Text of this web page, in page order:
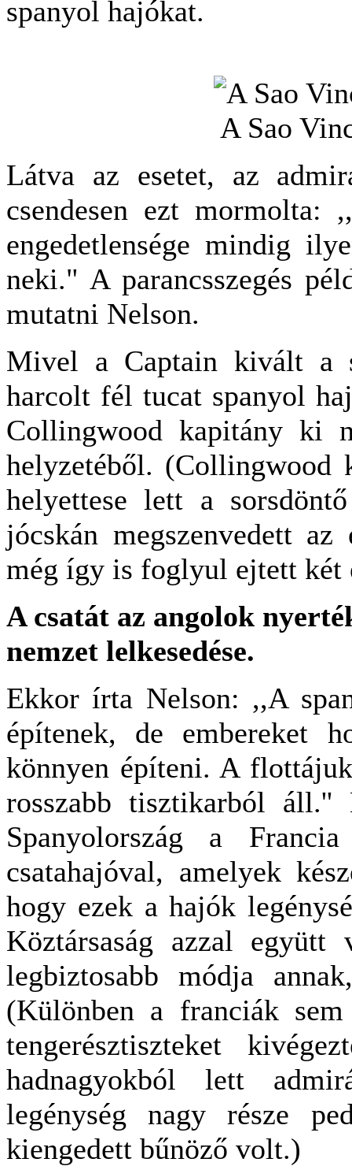
spanyol hajókat.
A Sao
Látva az esetet, az
csendesen ezt mormolta:
engedetlensége mindig
neki." A parancsszegés
mutatni Nelson.
Mivel a Captain kivált a
harcolt fél tucat spanyol
Collingwood kapitány ki
helyzetéből. (Collingwood
helyettese lett a
jócskán megszenvedett
még így is foglyul ejtett két
A csatát az angolok
nemzet lelkesedése.
Ekkor írta Nelson: ,,A
építenek, de embereket
könnyen építeni. A
rosszabb tisztikarból
Spanyolország a
csatahajóval, amelyek
hogy ezek a hajók
Köztársaság azzal
legbiztosabb módja
(Különben a franciák
tengerésztiszteket
hadnagyokból lett
legénység nagy része
kiengedett bűnöző volt.)